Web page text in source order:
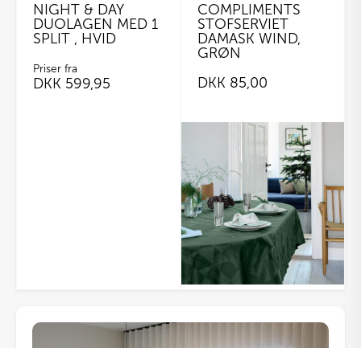
NIGHT & DAY
DUOLAGEN MED 1
SPLIT , HVID
Priser fra
DKK 599,95
har
COMPLIMENTS
STOFSERVIET
DAMASK WIND,
GRØN
DKK 85,00